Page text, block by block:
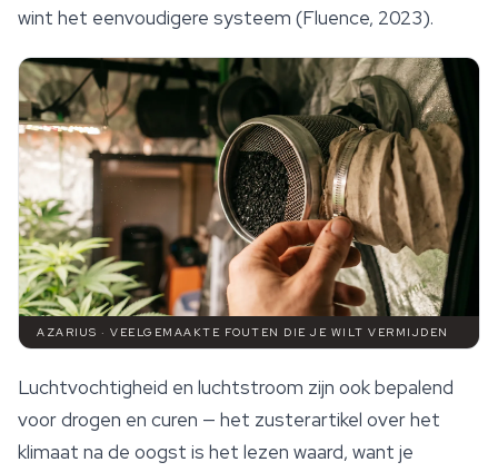
wint het eenvoudigere systeem (Fluence, 2023).
AZARIUS · VEELGEMAAKTE FOUTEN DIE JE WILT VERMIJDEN
Luchtvochtigheid en luchtstroom zijn ook bepalend
voor drogen en curen — het zusterartikel over het
klimaat na de oogst is het lezen waard, want je